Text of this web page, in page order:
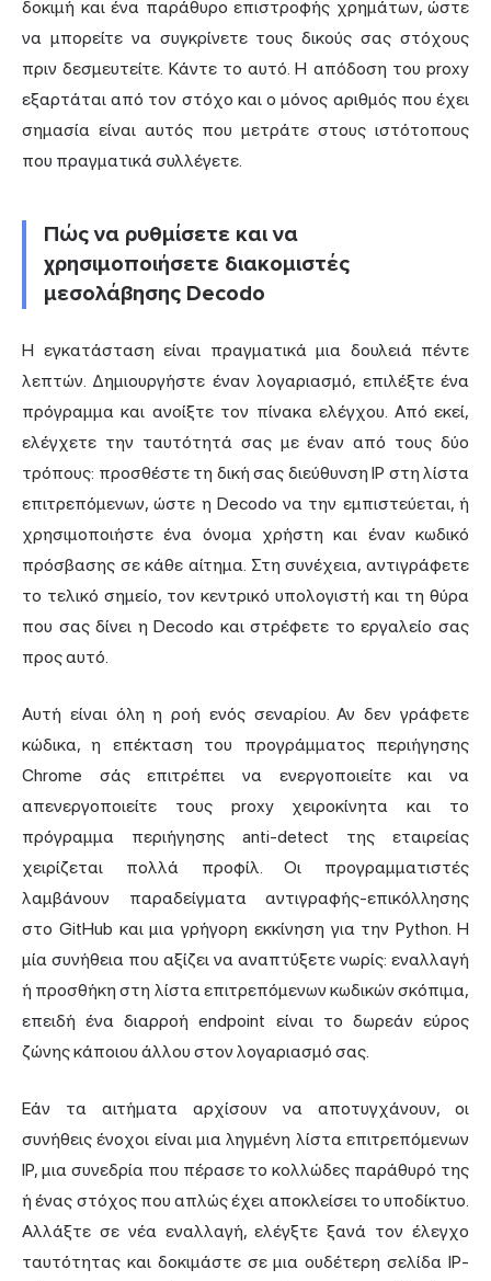
δοκιμή και ένα παράθυρο επιστροφής χρημάτων, ώστε
να μπορείτε να συγκρίνετε τους δικούς σας στόχους
πριν δεσμευτείτε. Κάντε το αυτό. Η απόδοση του proxy
εξαρτάται από τον στόχο και ο μόνος αριθμός που έχει
σημασία είναι αυτός που μετράτε στους ιστότοπους
που πραγματικά συλλέγετε.
Πώς να ρυθμίσετε και να
χρησιμοποιήσετε διακομιστές
μεσολάβησης Decodo
Η εγκατάσταση είναι πραγματικά μια δουλειά πέντε
λεπτών. Δημιουργήστε έναν λογαριασμό, επιλέξτε ένα
πρόγραμμα και ανοίξτε τον πίνακα ελέγχου. Από εκεί,
ελέγχετε την ταυτότητά σας με έναν από τους δύο
τρόπους: προσθέστε τη δική σας διεύθυνση IP στη λίστα
επιτρεπόμενων, ώστε η Decodo να την εμπιστεύεται, ή
χρησιμοποιήστε ένα όνομα χρήστη και έναν κωδικό
πρόσβασης σε κάθε αίτημα. Στη συνέχεια, αντιγράφετε
το τελικό σημείο, τον κεντρικό υπολογιστή και τη θύρα
που σας δίνει η Decodo και στρέφετε το εργαλείο σας
προς αυτό.
Αυτή είναι όλη η ροή ενός σεναρίου. Αν δεν γράφετε
κώδικα, η επέκταση του προγράμματος περιήγησης
Chrome σάς επιτρέπει να ενεργοποιείτε και να
απενεργοποιείτε τους proxy χειροκίνητα και το
πρόγραμμα περιήγησης anti-detect της εταιρείας
χειρίζεται πολλά προφίλ. Οι προγραμματιστές
λαμβάνουν παραδείγματα αντιγραφής-επικόλλησης
στο GitHub και μια γρήγορη εκκίνηση για την Python. Η
μία συνήθεια που αξίζει να αναπτύξετε νωρίς: εναλλαγή
ή προσθήκη στη λίστα επιτρεπόμενων κωδικών σκόπιμα,
επειδή ένα διαρροή endpoint είναι το δωρεάν εύρος
ζώνης κάποιου άλλου στον λογαριασμό σας.
Εάν τα αιτήματα αρχίσουν να αποτυγχάνουν, οι
συνήθεις ένοχοι είναι μια ληγμένη λίστα επιτρεπόμενων
IP, μια συνεδρία που πέρασε το κολλώδες παράθυρό της
ή ένας στόχος που απλώς έχει αποκλείσει το υποδίκτυο.
Αλλάξτε σε νέα εναλλαγή, ελέγξτε ξανά τον έλεγχο
ταυτότητας και δοκιμάστε σε μια ουδέτερη σελίδα IP-